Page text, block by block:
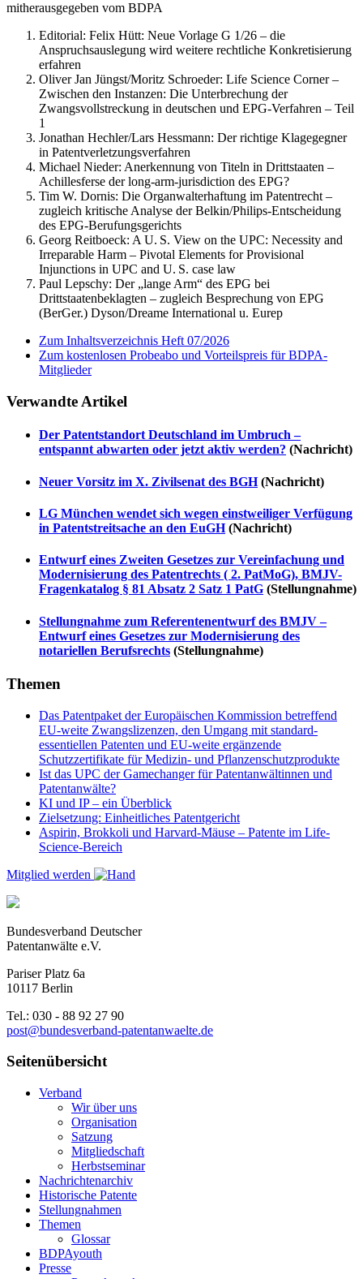
mitherausgegeben vom BDPA
Editorial: Felix Hütt: Neue Vorlage G 1/26 – die
Anspruchsauslegung wird weitere rechtliche Konkretisierung
erfahren
Oliver Jan Jüngst/Moritz Schroeder: Life Science Corner –
Zwischen den Instanzen: Die Unterbrechung der
Zwangsvollstreckung in deutschen und EPG-Verfahren – Teil
1
Jonathan Hechler/Lars Hessmann: Der richtige Klagegegner
in Patentverletzungsverfahren
Michael Nieder: Anerkennung von Titeln in Drittstaaten –
Achillesferse der long-arm-jurisdiction des EPG?
Tim W. Dornis: Die Organwalterhaftung im Patentrecht –
zugleich kritische Analyse der Belkin/Philips-Entscheidung
des EPG-Berufungsgerichts
Georg Reitboeck: A U. S. View on the UPC: Necessity and
Irreparable Harm – Pivotal Elements for Provisional
Injunctions in UPC and U. S. case law
Paul Lepschy: Der „lange Arm“ des EPG bei
Drittstaatenbeklagten – zugleich Besprechung von EPG
(BerGer.) Dyson/Dreame International u. Eurep
Zum Inhaltsverzeichnis Heft 07/2026
Zum kostenlosen Probeabo und Vorteilspreis für BDPA-
Mitglieder
Verwandte Artikel
Der Patentstandort Deutschland im Umbruch –
entspannt abwarten oder jetzt aktiv werden? (Nachricht)
Neuer Vorsitz im X. Zivilsenat des BGH(Nachricht)
LG München wendet sich wegen einstweiliger Verfügung
in Patentstreitsache an den EuGH(Nachricht)
Entwurf eines Zweiten Gesetzes zur Vereinfachung und
Modernisierung des Patentrechts ( 2. PatMoG), BMJV-
Fragenkatalog § 81 Absatz 2 Satz 1 PatG (Stellungnahme)
Stellungnahme zum Referentenentwurf des BMJV –
Entwurf eines Gesetzes zur Modernisierung des
notariellen Berufsrechts (Stellungnahme)
Themen
Das Patentpaket der Europäischen Kommission betreffend
EU-weite Zwangslizenzen, den Umgang mit standard-
essentiellen Patenten und EU-weite ergänzende
Schutzzertifikate für Medizin- und Pflanzenschutzprodukte
Ist das UPC der Gamechanger für Patentanwältinnen und
Patentanwälte?
KI und IP – ein Überblick
Zielsetzung: Einheitliches Patentgericht
Aspirin, Brokkoli und Harvard-Mäuse – Patente im Life-
Science-Bereich
Mitglied werden
Bundesverband Deutscher
Patentanwälte e.V.
Pariser Platz 6a
10117 Berlin
Tel.: 030 - 88 92 27 90
post@bundesverband-patentanwaelte.de
Seitenübersicht
Verband
Wir über uns
Organisation
Satzung
Mitgliedschaft
Herbstseminar
Nachrichtenarchiv
Historische Patente
Stellungnahmen
Themen
Glossar
BDPAyouth
Presse